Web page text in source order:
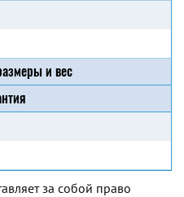
и вес
за собой право